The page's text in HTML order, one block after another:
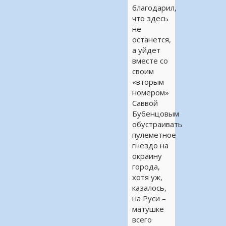
благодарил,
что здесь
не
останется,
а уйдет
вместе со
своим
«вторым
номером»
Саввой
Бубенцовым
обустраивать
пулеметное
гнездо на
окраину
города,
хотя уж,
казалось,
на Руси –
матушке
всего